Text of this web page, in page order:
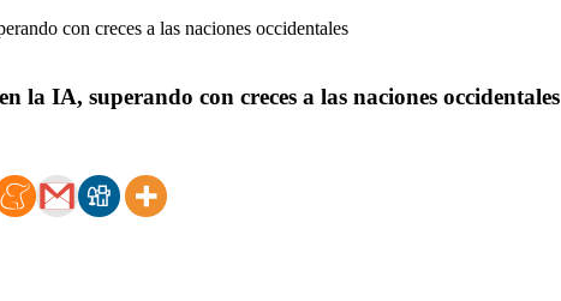
IA, superando con creces a las naciones occidentales